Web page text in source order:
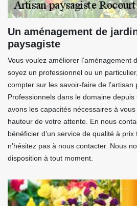
Un aménagement de
paysagiste
Vous voulez améliorer l’aménagement
soyez un professionnel ou un
compter sur les savoir-faire de l’artisan
Professionnels dans le domaine
avons les capacités nécessaires à
hauteur de votre attente. En nous
bénéficier d’un service de qualité à prix
n’hésitez pas à nous contacter. Nous
disposition à tout moment.